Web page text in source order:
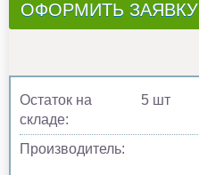
ОФОРМИТЬ ЗАЯВКУ
Остаток на
складе:
5 шт
Производитель: